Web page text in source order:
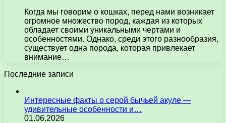
Когда мы говорим о кошках, перед нами возникает
огромное множество пород, каждая из которых
обладает своими уникальными чертами и
особенностями. Однако, среди этого разнообразия,
существует одна порода, которая привлекает
внимание…
Последние записи
Интересные факты о серой бычьей акуле —
удивительные особенности и…
01.06.2026